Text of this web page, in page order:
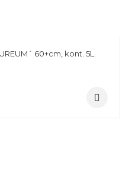
60+cm, kont. 5L.